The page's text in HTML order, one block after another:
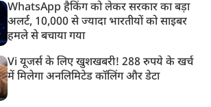
WhatsApp हैकिंग को लेकर सरकार का बड़ा
अलर्ट, 10,000 से ज्यादा भारतीयों को साइबर
हमले से बचाया गया
Vi यूजर्स के लिए खुशखबरी! 288 रुपये के खर्च
में मिलेगा अनलिमिटेड कॉलिंग और डेटा